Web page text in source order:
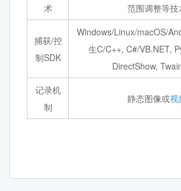
术
范围调整等技
捕获/控
制SDK
Windows/Linux/macOS/
生C/C++, C#/VB.NET,
DirectShow,
记录机
制
静态图像或视